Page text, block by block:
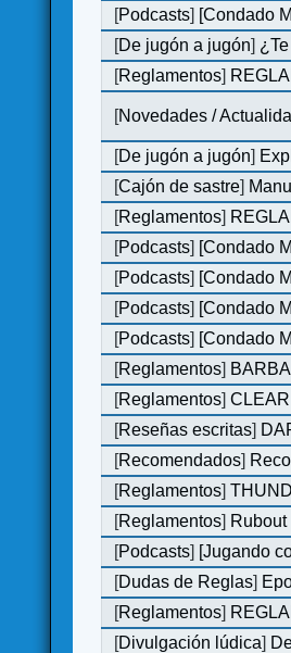
[Podcasts] [Condado
[De jugón a jugón]
[Reglamentos]
[Novedades /
[De jugón a jugón]
[Cajón de sastre]
[Reglamentos]
[Podcasts] [Condado
[Podcasts] [Condado
[Podcasts] [Condado
[Podcasts] [Condado
[Reglamentos]
[Reglamentos]
[Reseñas escritas]
[Recomendados]
[Reglamentos]
[Reglamentos]
[Podcasts] [Jugando
[Dudas de Reglas]
[Reglamentos]
[Divulgación lúdica]